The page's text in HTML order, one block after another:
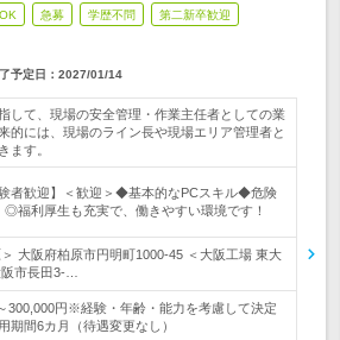
急募 学歴不問 第二新卒歓迎
予定日： 2027/01/14
して、現場の安全管理・作業主任者としての業
的には、現場のライン長や現場エリア管理者と
ます。
験者歓迎】＜歓迎＞◆基本的なPCスキル◆危険
◎福利厚生も充実で、働きやすい環境です！
大阪府柏原市円明町1000-45 ＜大阪工場 東大
市長田3-…
300,000円※経験・年齢・能力を考慮して決定
期間6カ月（待遇変更なし）